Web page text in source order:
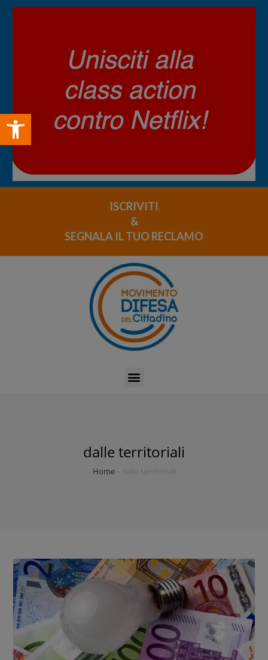
Open toolbar
ISCRIVITI
&
SEGNALA IL TUO RECLAMO
dalle territoriali
Home» dalle territoriali